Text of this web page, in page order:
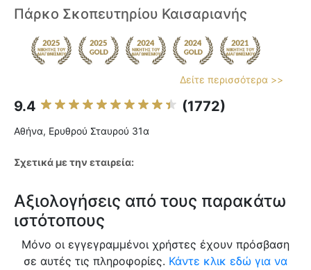
Πάρκο Σκοπευτηρίου Καισαριανής
Δείτε περισσότερα >>
9.4 (1772)
Αθήνα, Ερυθρού Σταυρού 31α
Σχετικά με την εταιρεία:
Αξιολογήσεις από τους παρακάτω
ιστότοπους
Μόνο οι εγγεγραμμένοι χρήστες έχουν πρόσβαση
σε αυτές τις πληροφορίες. Κάντε κλικ εδώ για να